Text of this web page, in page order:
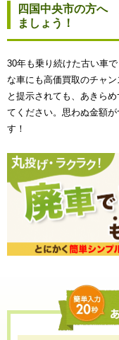
四国中央市の方へ
ましょう！
30年も乗り続けた古い車
な車にも高価買取のチャ
と提示されても、あきら
てください。思わぬ金額
す！